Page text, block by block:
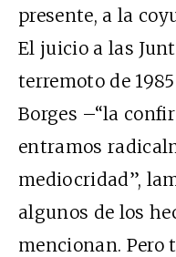
presente, a la
El juicio a las
terremoto de
Borges –“la
entramos
mediocridad”,
algunos de los
mencionan. Pero